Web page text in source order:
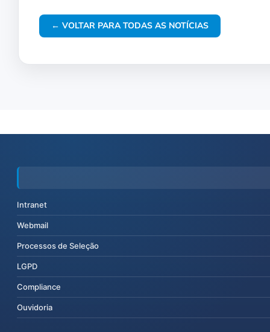
← VOLTAR PARA TODAS AS NOTÍCIAS
Intranet
Webmail
Processos de Seleção
LGPD
Compliance
Ouvidoria